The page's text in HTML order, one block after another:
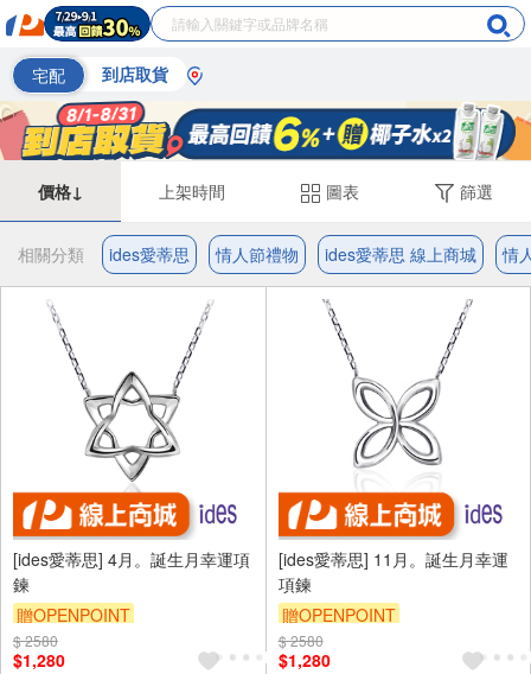
宅配 到店取貨
價格↓ 上架時間 圖表 篩選
相關分類 ides愛蒂思 情人節禮物 ides愛蒂思 線上商城 情
[ides愛蒂思] 4月。誕生月幸運項
鍊
贈OPENPOINT
$ 2580
$1,280
[ides愛蒂思] 11月。誕生月幸運
項鍊
贈OPENPOINT
$ 2580
$1,280